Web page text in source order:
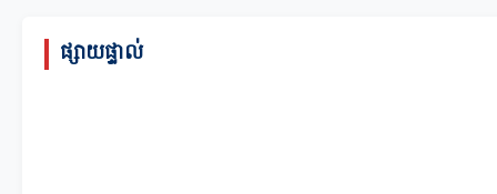
ផ្សាយផ្ទាល់